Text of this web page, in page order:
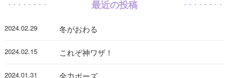
最近の投稿
2024.02.29 冬がおわる
2024.02.15 これぞ神ワザ！
2024.01.31 全力ポーズ